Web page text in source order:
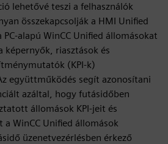
lehetővé teszi a felhasználók
összekapcsolják a HMI Unified
alapú WinCC Unified állomásokat
képernyők, riasztások és
(KPI-k)
együttműködés segít azonosítani
azáltal, hogy futásidőben
állomások KPI-jeit és
WinCC Unified állomások
üzenetvezérlésben érkező